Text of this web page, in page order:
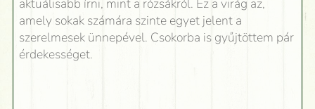
amely sokak számára szinte egyet jelent a
szerelmesek ünnepével. Csokorba is gyűjtöttem pár
érdekességet.